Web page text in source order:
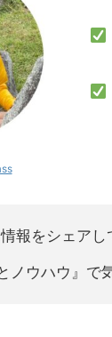
（
（
報をシェアし
ノウハウ』で